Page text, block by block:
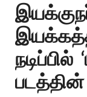
நடிப்பில்
படத்தின்